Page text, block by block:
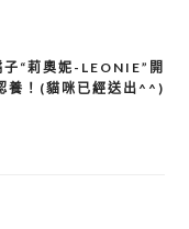
子“莉奧妮-LEONIE”開
養！(貓咪已經送出^^)